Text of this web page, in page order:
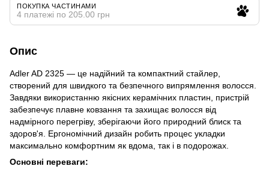
ПОКУПКА ЧАСТИНАМИ
4 платежі по 205.00 грн
Опис
Adler AD 2325 — це надійний та компактний стайлер,
створений для швидкого та безпечного випрямлення волосся.
Завдяки використанню якісних керамічних пластин, пристрій
забезпечує плавне ковзання та захищає волосся від
надмірного перегріву, зберігаючи його природний блиск та
здоров'я. Ергономічний дизайн робить процес укладки
максимально комфортним як вдома, так і в подорожах.
Основні переваги: